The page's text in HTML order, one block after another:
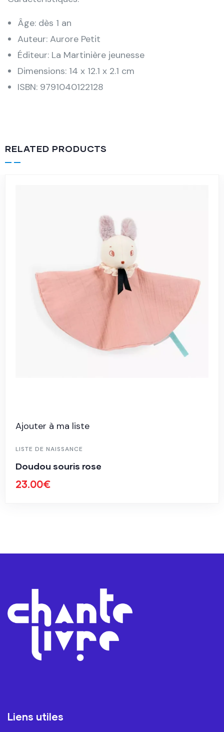
Âge: dès 1 an
Auteur: Aurore Petit
Éditeur: La Martinière jeunesse
Dimensions: 14 x 12.1 x 2.1 cm
ISBN: 9791040122128
RELATED PRODUCTS
Ajouter à ma liste
LISTE DE NAISSANCE
Doudou souris rose
23.00€
Liens utiles